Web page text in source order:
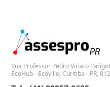
Rua Professor Pedro Viriato
EcoHub - Ecoville, Curitiba - PR,